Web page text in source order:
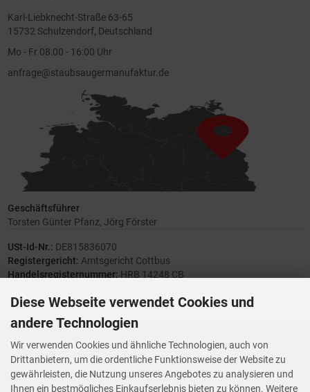
Karl-Liebknecht-Straße 63-65
15732 Schulzendorf, Deutschland
Mo - Fr 08:00 - 16:00 Uhr
anfrage@staubsaugermanufaktur.de
Geschäftsführer
Torsten Günter Pfanz, Jörg Förster
USt-Id-Nr.: DE815836070
Registergericht: Amtsgericht Cottbus
Handelsregisternummer: HRB 14248 CB
Ihre Meinung zählt
Vorwerk Ersatzteile
Wenn Ihnen der Service der StaubsaugerManufaktur gefallen hat,
Diese Webseite verwendet Cookies und
andere Technologien
Wir verwenden Cookies und ähnliche Technologien, auch von
Drittanbietern, um die ordentliche Funktionsweise der Website zu
gewährleisten, die Nutzung unseres Angebotes zu analysieren und
Ihnen ein bestmögliches Einkaufserlebnis bieten zu können. Weitere